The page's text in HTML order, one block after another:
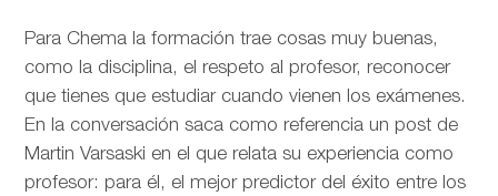
Para Chema la formación trae cosas muy buenas,
como la disciplina, el respeto al profesor, reconocer
que tienes que estudiar cuando vienen los exámenes.
En la conversación saca como referencia un post de
Martin Varsaski en el que relata su experiencia como
profesor: para él, el mejor predictor del éxito entre los